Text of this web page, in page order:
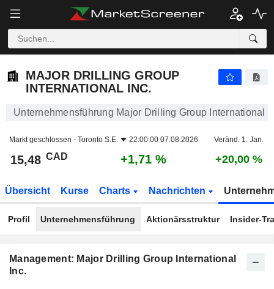
MAJOR DRILLING GROUP
INTERNATIONAL INC.
Unternehmensführung Major Drilling Group International
Markt geschlossen - Toronto S.E. 22:00:00 07.08.2026 Veränd. 1. Jan.
15,48 CAD +1,71 % +20,00 %
Übersicht Kurse Charts Nachrichten
Profil Unternehmensführung Aktionärsstruktur Insider-
Management: Major Drilling Group International
Inc.